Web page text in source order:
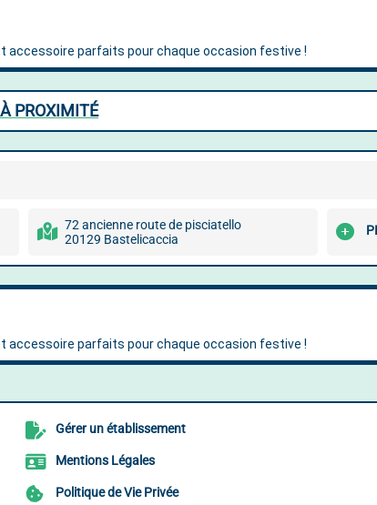
PROXIMITÉ
72 ancienne route de pisciatello
20129 Bastelicaccia
Gérer un établissement
Mentions Légales
Politique de Vie Privée